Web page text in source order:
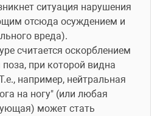
ситуация нарушения
отсюда осуждением и
вреда).
считается оскорблением
при которой видна
например, нейтральная
на ногу" (или любая
может стать